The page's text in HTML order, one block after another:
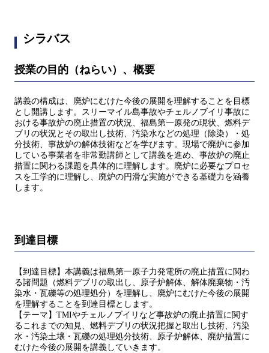
シラバス
授業の目的（ねらい）、概要
講義の構成は、廃炉にむけた今後の展開を理解することを目標
とし開講します。スリーマイル島事故やチェルノブイリ事故に
おける事故炉の廃止措置の状況、福島第一原発の現状、燃料デ
ブリの状況とその取出し技術、汚染水などの処理（除染）・処
分技術、事故炉の解体技術などを学びます。現場で廃炉に参加
している事業者を非常勤講師として講義を進め、事故炉の廃止
措置に関わる課題を具体的に理解します。廃炉に必要なプロセ
スを工学的に理解し、廃炉の円滑な実施ができる基礎力を涵養
します。
到達目標
【到達目標】本講義は福島第一原子力発電所の廃止措置に関わ
る諸問題（燃料デブリの取出し、原子炉解体、解体廃棄物・汚
染水・瓦礫等の処理処分）を理解し、廃炉にむけた今後の展開
を理解することを到達目標とします。
【テーマ】TMIやチェルノブイリなど事故炉の廃止措置に関す
るこれまでの知見、燃料デブリの状況把握と取出し技術、汚染
水・汚染土壌・瓦礫の処理処分技術、原子炉解体、廃炉措置に
むけた今後の展開を講義していきます。